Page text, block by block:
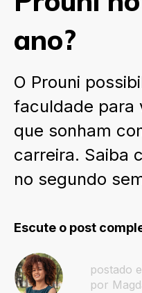
ano?
O Prouni
faculdade para
que sonham
carreira. Saiba
no segundo
Escute o post
postado
por